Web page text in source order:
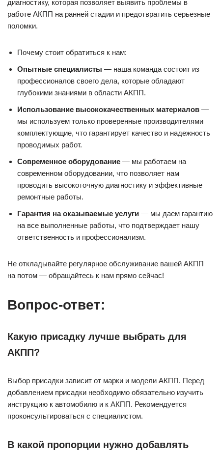
диагностику, которая позволяет выявить проблемы в
работе АКПП на ранней стадии и предотвратить серьезные
поломки.
Почему стоит обратиться к нам:
Опытные специалисты — наша команда состоит из
профессионалов своего дела, которые обладают
глубокими знаниями в области АКПП.
Использование высококачественных материалов —
мы используем только проверенные производителями
комплектующие, что гарантирует качество и надежность
проводимых работ.
Современное оборудование — мы работаем на
современном оборудовании, что позволяет нам
проводить высокоточную диагностику и эффективные
ремонтные работы.
Гарантия на оказываемые услуги — мы даем гарантию
на все выполненные работы, что подтверждает нашу
ответственность и профессионализм.
Не откладывайте регулярное обслуживание вашей АКПП
на потом — обращайтесь к нам прямо сейчас!
Вопрос-ответ:
Какую присадку лучше выбрать для
АКПП?
Выбор присадки зависит от марки и модели АКПП. Перед
добавлением присадки необходимо обязательно изучить
инструкцию к автомобилю и к АКПП. Рекомендуется
проконсультироваться с специалистом.
В какой пропорции нужно добавлять